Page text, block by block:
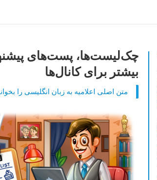
چک‌لیست‌ها، پست‌های
بیشتر برای کانال‌ها
متن اصلی اعلامیه به زبان انگلیسی را